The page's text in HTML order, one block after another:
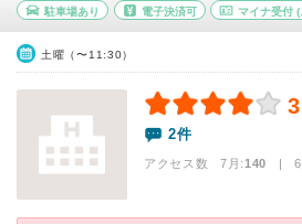
駐車場あり 電子決済可 マイナ受付 (
土曜（〜11:30）
2件
アクセス数 7月:140 | 6